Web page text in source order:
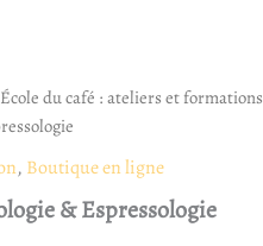
École du café : ateliers et formations
, Boutique en ligne
& Espressologie
Plage
de
prix :